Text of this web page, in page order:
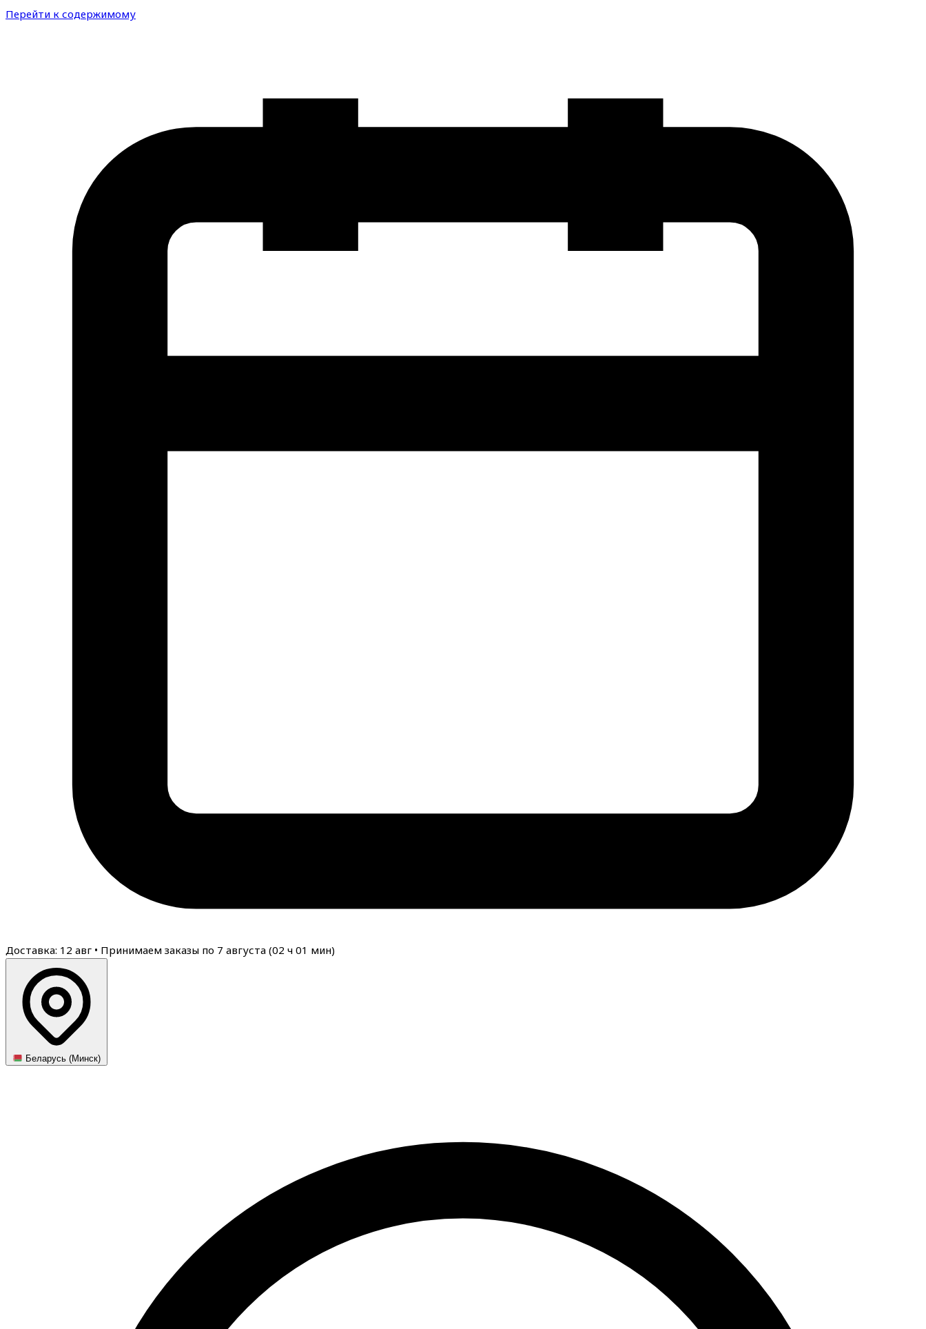
Перейти к содержимому
Доставка: 12 авг • Принимаем заказы по 7 августа (02 ч 01 мин)
Беларусь (Минск)